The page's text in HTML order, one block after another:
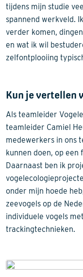
tijdens mijn studie
spannend werkveld.
verder komen,
en wat ik wil
zelfontplooiing
Kun je vertellen
Als teamleider
teamleider Camiel
medewerkers in ons
kunnen doen, op
Daarnaast ben ik
onder mijn hoede
zeevogels op de
individuele vogels
trackingtechnieken.